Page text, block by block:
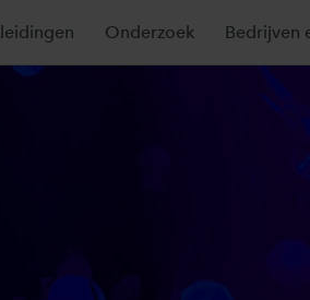
Onderzoek Bedrijven